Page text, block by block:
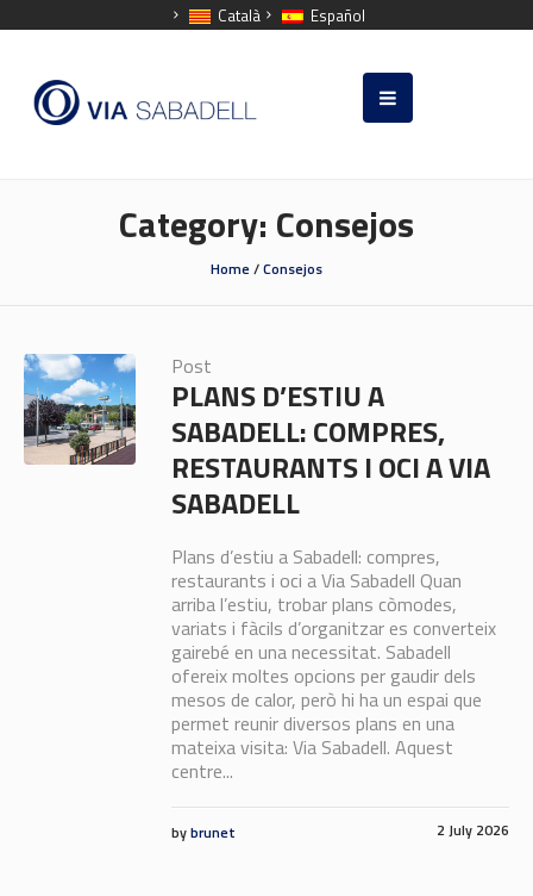
Català Español
Category: Consejos
Home/Consejos
Post
PLANS D’ESTIU A
SABADELL: COMPRES,
RESTAURANTS I OCI A VIA
SABADELL
Plans d’estiu a Sabadell: compres,
restaurants i oci a Via Sabadell Quan
arriba l’estiu, trobar plans còmodes,
variats i fàcils d’organitzar es converteix
gairebé en una necessitat. Sabadell
ofereix moltes opcions per gaudir dels
mesos de calor, però hi ha un espai que
permet reunir diversos plans en una
mateixa visita: Via Sabadell. Aquest
centre...
2 July 2026
bybrunet